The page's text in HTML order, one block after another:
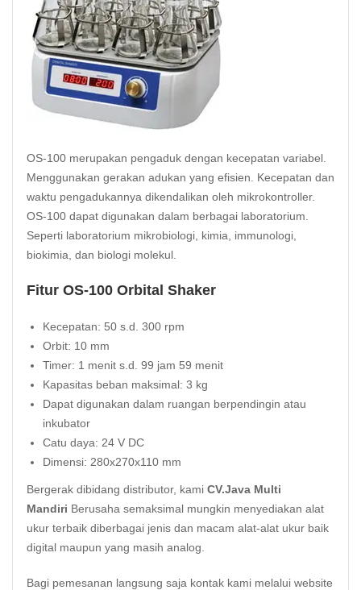
OS-100 merupakan pengaduk dengan kecepatan variabel.
Menggunakan gerakan adukan yang efisien. Kecepatan dan
waktu pengadukannya dikendalikan oleh mikrokontroller.
OS-100 dapat digunakan dalam berbagai laboratorium.
Seperti laboratorium mikrobiologi, kimia, immunologi,
biokimia, dan biologi molekul.
Fitur OS-100 Orbital Shaker
Kecepatan: 50 s.d. 300 rpm
Orbit: 10 mm
Timer: 1 menit s.d. 99 jam 59 menit
Kapasitas beban maksimal: 3 kg
Dapat digunakan dalam ruangan berpendingin atau
inkubator
Catu daya: 24 V DC
Dimensi: 280x270x110 mm
Bergerak dibidang distributor, kami CV.Java Multi
Mandiri Berusaha semaksimal mungkin menyediakan alat
ukur terbaik diberbagai jenis dan macam alat-alat ukur baik
digital maupun yang masih analog.
Bagi pemesanan langsung saja kontak kami melalui website